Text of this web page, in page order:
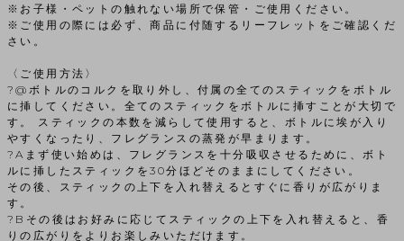
※お子様・ペットの触れない場所で保管・ご使用ください。
※ご使用の際には必ず、商品に付随するリーフレットをご確認くだ
さい。
〈ご使用方法〉
?@ボトルのコルクを取り外し、付属の全てのスティックをボトル
に挿してください。全てのスティックをボトルに挿すことが大切で
す。 スティックの本数を減らして使用すると、ボトルに埃が入り
やすくなったり、フレグランスの蒸発が早まります。
?Aまず使い始めは、フレグランスを十分吸収させるために、ボト
ルに挿したスティックを30分ほどそのままにしてください。
その後、スティックの上下を入れ替えるとすぐに香りが広がりま
す。
?Bその後はお好みに応じてスティックの上下を入れ替えると、香
りの広がりをよりお楽しみいただけます。